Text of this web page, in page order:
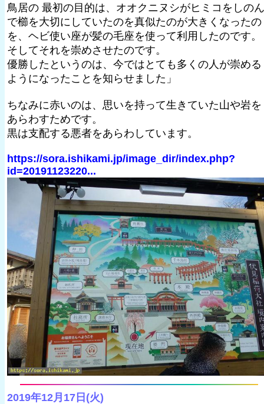
鳥居の 最初の目的は、オオクニヌシがヒミコをしのん
で櫛を大切にしていたのを真似たのが大きくなったの
を、ヘビ使い座が髪の毛座を使って利用したのです。
そしてそれを崇めさせたのです。
優勝したというのは、今ではとても多くの人が崇める
ようになったことを知らせました」
ちなみに赤いのは、思いを持って生きていた山や岩を
あらわすためです。
黒は支配する悪者をあらわしています。
https://sora.ishikami.jp/image_dir/index.php?
id=20191123220...
2019年12月17日(火)